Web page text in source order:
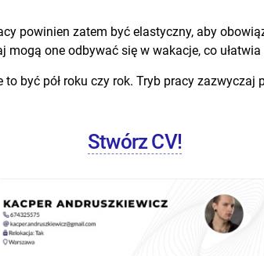
powinien zatem być elastyczny, aby
mogą one odbywać się w wakacje, co
być pół roku czy rok. Tryb pracy
Stwórz CV!